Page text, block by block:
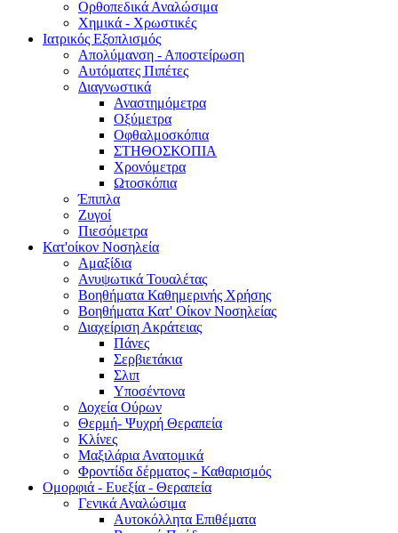
Ορθοπεδικά Αναλώσιμα
Χημικά - Χρωστικές
Ιατρικός Εξοπλισμός
Απολύμανση - Αποστείρωση
Αυτόματες Πιπέτες
Διαγνωστικά
Αναστημόμετρα
Οξύμετρα
Οφθαλμοσκόπια
ΣΤΗΘΟΣΚΟΠΙΑ
Χρονόμετρα
Ωτοσκόπια
Έπιπλα
Ζυγοί
Πιεσόμετρα
Κατ'οίκον Νοσηλεία
Αμαξίδια
Ανυψωτικά Τουαλέτας
Βοηθήματα Καθημερινής Χρήσης
Βοηθήματα Κατ' Οίκον Νοσηλείας
Διαχείριση Ακράτειας
Πάνες
Σερβιετάκια
Σλιπ
Υποσέντονα
Δοχεία Ούρων
Θερμή- Ψυχρή Θεραπεία
Κλίνες
Μαξιλάρια Ανατομικά
Φροντίδα δέρματος - Καθαρισμός
Ομορφιά - Ευεξία - Θεραπεία
Γενικά Αναλώσιμα
Αυτοκόλλητα Επιθέματα